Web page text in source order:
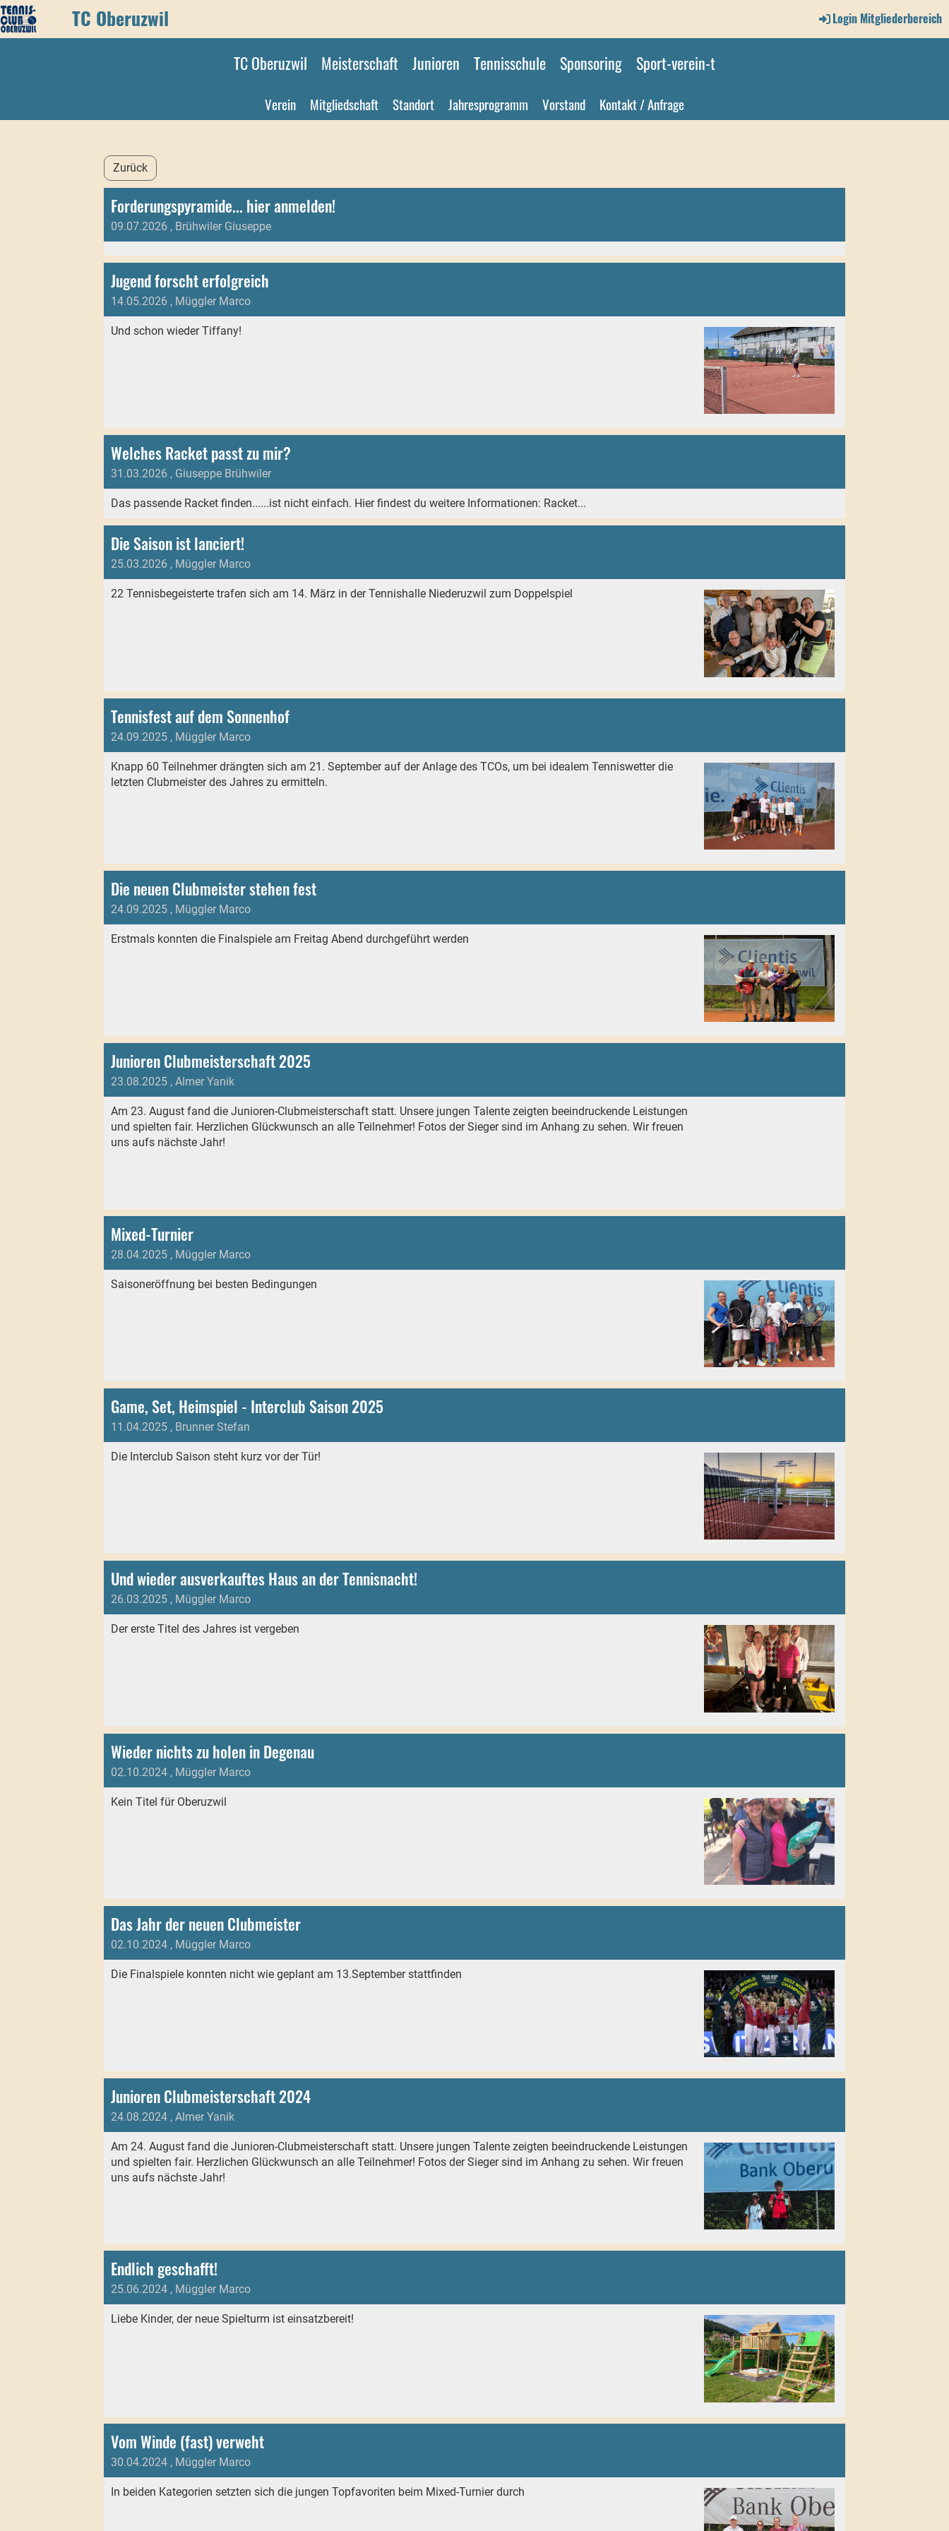
TC Oberuzwil Login Mitgliederbereich
TC Oberuzwil Meisterschaft Junioren Tennisschule Sponsoring Sport-verein-t
Verein Mitgliedschaft Standort Jahresprogramm Vorstand Kontakt / Anfrage
Zurück
Forderungspyramide... hier anmelden!
09.07.2026 , Brühwiler Giuseppe
Jugend forscht erfolgreich
14.05.2026 , Müggler Marco
Und schon wieder Tiffany!
Welches Racket passt zu mir?
31.03.2026 , Giuseppe Brühwiler
Das passende Racket finden......ist nicht einfach. Hier findest du weitere Informationen: Racket...
Die Saison ist lanciert!
25.03.2026 , Müggler Marco
22 Tennisbegeisterte trafen sich am 14. März in der Tennishalle Niederuzwil zum Doppelspiel
Tennisfest auf dem Sonnenhof
24.09.2025 , Müggler Marco
Knapp 60 Teilnehmer drängten sich am 21. September auf der Anlage des TCOs, um bei idealem Tenniswetter die
letzten Clubmeister des Jahres zu ermitteln.
Die neuen Clubmeister stehen fest
24.09.2025 , Müggler Marco
Erstmals konnten die Finalspiele am Freitag Abend durchgeführt werden
Junioren Clubmeisterschaft 2025
23.08.2025 , Almer Yanik
Am 23. August fand die Junioren-Clubmeisterschaft statt. Unsere jungen Talente zeigten beeindruckende Leistungen
und spielten fair. Herzlichen Glückwunsch an alle Teilnehmer! Fotos der Sieger sind im Anhang zu sehen. Wir freuen
uns aufs nächste Jahr!
Mixed-Turnier
28.04.2025 , Müggler Marco
Saisoneröffnung bei besten Bedingungen
Game, Set, Heimspiel - Interclub Saison 2025
11.04.2025 , Brunner Stefan
Die Interclub Saison steht kurz vor der Tür!
Und wieder ausverkauftes Haus an der Tennisnacht!
26.03.2025 , Müggler Marco
Der erste Titel des Jahres ist vergeben
Wieder nichts zu holen in Degenau
02.10.2024 , Müggler Marco
Kein Titel für Oberuzwil
Das Jahr der neuen Clubmeister
02.10.2024 , Müggler Marco
Die Finalspiele konnten nicht wie geplant am 13.September stattfinden
Junioren Clubmeisterschaft 2024
24.08.2024 , Almer Yanik
Am 24. August fand die Junioren-Clubmeisterschaft statt. Unsere jungen Talente zeigten beeindruckende Leistungen
und spielten fair. Herzlichen Glückwunsch an alle Teilnehmer! Fotos der Sieger sind im Anhang zu sehen. Wir freuen
uns aufs nächste Jahr!
Endlich geschafft!
25.06.2024 , Müggler Marco
Liebe Kinder, der neue Spielturm ist einsatzbereit!
Vom Winde (fast) verweht
30.04.2024 , Müggler Marco
In beiden Kategorien setzten sich die jungen Topfavoriten beim Mixed-Turnier durch